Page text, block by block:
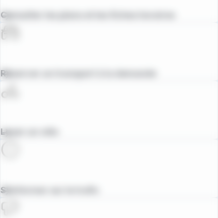
Consulter les plans et les fiches horaires
Réserver un transport à la demande
Louer un vélo
S'informer sur le trafic